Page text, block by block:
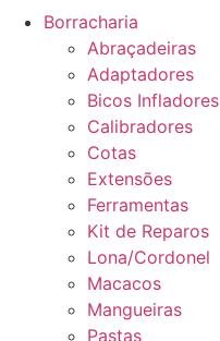
Borracharia
Abraçadeiras
Adaptadores
Bicos Infladores
Calibradores
Cotas
Extensões
Ferramentas
Kit de Reparos
Lona/Cordonel
Macacos
Mangueiras
Pastas